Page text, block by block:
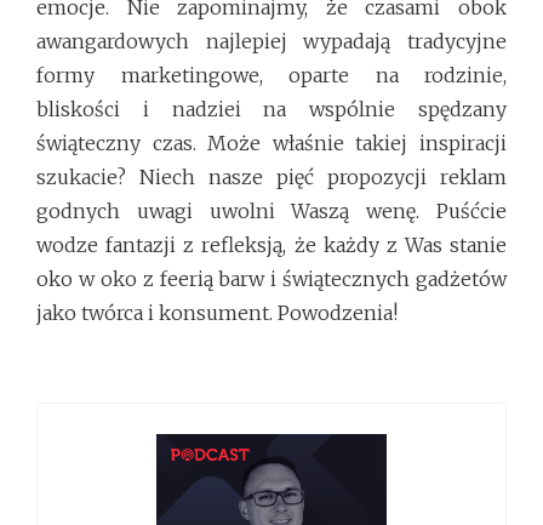
emocje. Nie zapominajmy, że czasami obok
awangardowych najlepiej wypadają tradycyjne
formy marketingowe, oparte na rodzinie,
bliskości i nadziei na wspólnie spędzany
świąteczny czas. Może właśnie takiej inspiracji
szukacie? Niech nasze pięć propozycji reklam
godnych uwagi uwolni Waszą wenę. Puśćcie
wodze fantazji z refleksją, że każdy z Was stanie
oko w oko z feerią barw i świątecznych gadżetów
jako twórca i konsument. Powodzenia!